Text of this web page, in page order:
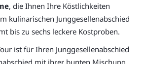
, die Ihnen Ihre Köstlichkeiten
kulinarischen Junggesellenabschied
bis zu sechs leckere Kostproben.
ist für Ihren Junggesellenabschied
mit ihrer bunten Mischung